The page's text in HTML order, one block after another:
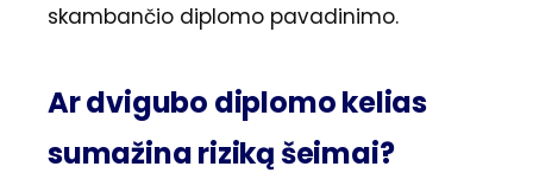
skambančio diplomo pavadinimo.
Ar dvigubo diplomo kelias
sumažina riziką šeimai?